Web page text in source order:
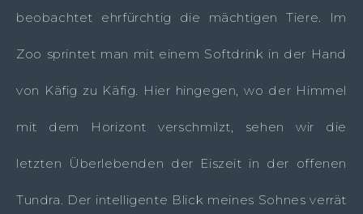
beobachtet ehrfürchtig die mächtigen Tiere. Im
Zoo sprintet man mit einem Softdrink in der Hand
von Käfig zu Käfig. Hier hingegen, wo der Himmel
mit dem Horizont verschmilzt, sehen wir die
letzten Überlebenden der Eiszeit in der offenen
Tundra. Der intelligente Blick meines Sohnes verrät